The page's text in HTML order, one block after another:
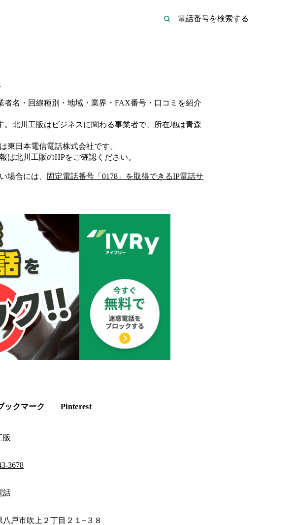
者名・回線種別・地域・業界・FAX番号・口コミを紹介
北川工販は ビジネスに関わる事業者で、所在地は青森
東日本電信電話株式会社です。
は北川工販のHPをご確認ください。
場合には、 固定電話番号「 0178 」を取得できるIP電話サ
ックマーク Pinterest
販
3678
話
八戸市吹上２丁目２１−３８